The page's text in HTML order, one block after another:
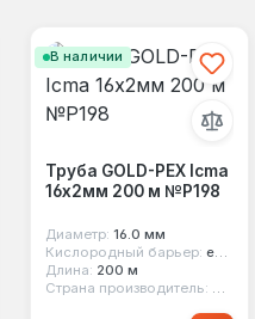
В наличии
Труба GOLD-PEX Icma
16х2мм 200 м №P198
Диаметр: 16.0 мм
Кислородный барьер: есть
Длина: 200 м
Страна производитель: Италия